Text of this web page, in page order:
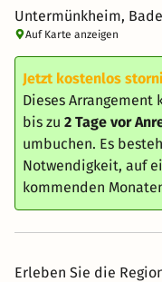
Untermünkheim,
Auf Karte anzeigen
Jetzt kostenlos
Dieses Arrangement
bis zu 2 Tage vor
umbuchen. Es
Notwendigkeit, auf
kommenden
Erleben Sie die